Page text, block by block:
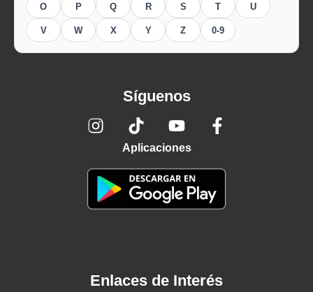
O P Q R S T U
V W X Y Z 0-9
Síguenos
Aplicaciones
Enlaces de Interés